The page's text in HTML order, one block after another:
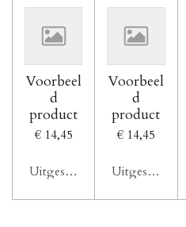
Voorbeel
d
product
€ 14,45
Uitgeschakeld
Voorbeel
d
product
€ 14,45
Uitgeschakeld